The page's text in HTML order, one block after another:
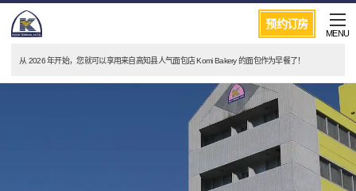
预约订房
MENU
从 2026 年开始，您就可以享用来自高知县人气面包店 Komi Bakery 的面包作为早餐了！